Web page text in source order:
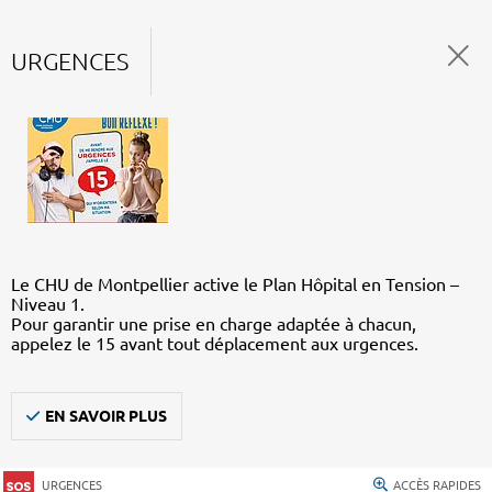
URGENCES
Le CHU de Montpellier active le Plan Hôpital en Tension –
Niveau 1.
Pour garantir une prise en charge adaptée à chacun,
appelez le 15 avant tout déplacement aux urgences.
EN SAVOIR PLUS
URGENCES ACCÈS RAPIDES